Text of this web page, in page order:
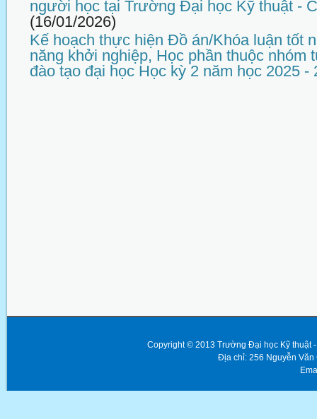
người học tại Trường Đại học Kỹ thuật -
(16/01/2026)
Kế hoạch thực hiện Đồ án/Khóa luận tốt
năng khởi nghiệp, Học phần thuộc
đào tạo đại học Học kỳ 2 năm học 2025 -
Copyright © 2013 Trường Đại học Kỹ thuật
Địa chỉ: 256 Nguyễn Văn